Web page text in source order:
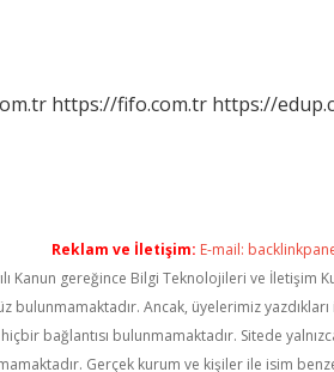
https://fifo.com.tr https://
Reklam ve İletişim: E-mail:
Kanun gereğince Bilgi Teknolojileri ve
bulunmamaktadır. Ancak, üyelerimiz
bağlantısı bulunmamaktadır. Sitede
Gerçek kurum ve kişiler ile isim